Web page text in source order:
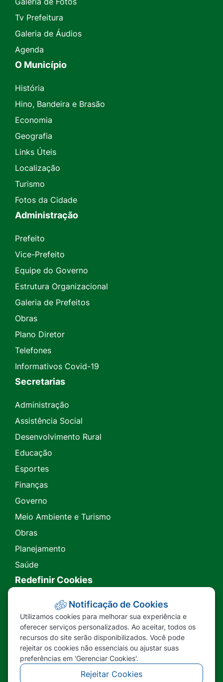
Tv Prefeitura
Galeria de Áudios
Agenda
O Município
História
Hino, Bandeira e Brasão
Economia
Geografia
Links Úteis
Localização
Turismo
Fotos da Cidade
Administração
Prefeito
Vice-Prefeito
Equipe do Governo
Estrutura Organizacional
Galeria de Prefeitos
Obras
Plano Diretor
Telefones
Informativos Covid-19
Secretarias
Administração
Assistência Social
Desenvolvimento Rural
Educação
Esportes
Finanças
Governo
Meio Ambiente e Turismo
Obras
Planejamento
Saúde
Redefinir Cookies
Transparência
Ouvidoria
SIC
Notificação de Cookies
Utilizamos cookies para melhorar sua experiência e
oferecer serviços personalizados. Ao aceitar, todos os
recursos do site serão disponibilizados. Você pode
rejeitar os cookies não essenciais ou ajustar suas
preferências em 'Gerenciar Cookies'.
Rejeitar Cookies